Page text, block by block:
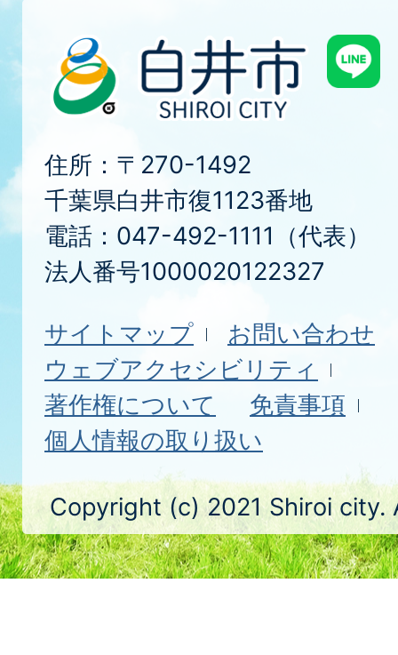
住所：〒270-1492
千葉県白井市復1123番地
電話：047-492-1111（代表）
法人番号1000020122327
サイトマップ
お問い合わせ
ウェブアクセシビリティ
著作権について
免責事項
個人情報の取り扱い
Copyright (c) 2021 Shiroi city.